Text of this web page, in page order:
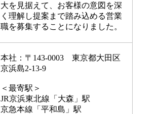
大を見据えて、お客様の意図を深
く理解し提案まで踏み込める営業
職を募集することになりました。
本社：〒143-0003 東京都大田区
京浜島2-13-9
＜最寄駅＞
JR京浜東北線「大森」駅
京急本線「平和島」駅